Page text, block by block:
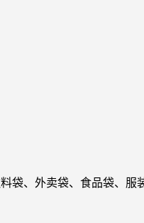
、外卖袋、食品袋、